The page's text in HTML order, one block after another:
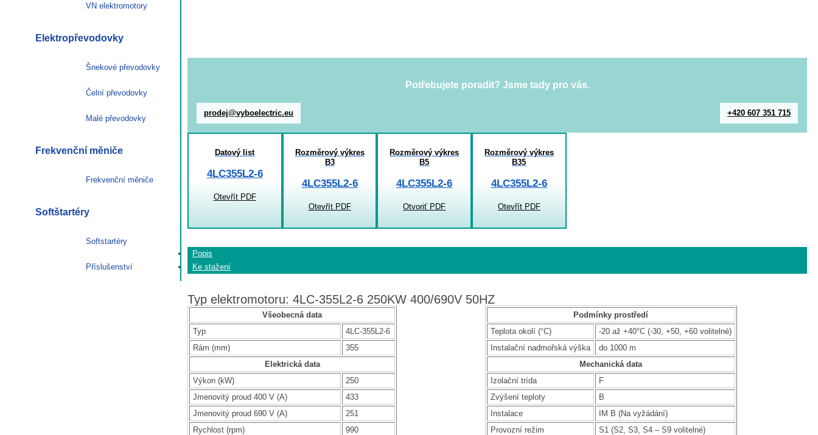
Potřebujete poradit? Jsme tady pro vás.
prodej@vyboelectric.eu +420 607 351 715
Datový list
4LC355L2-6
Otevřít PDF
Rozměrový výkres
B3
4LC355L2-6
Otevřít PDF
Rozměrový výkres
B5
4LC355L2-6
Otvoriť PDF
Rozměrový výkres
B35
4LC355L2-6
Otevřít PDF
Popis
Ke stažení
Typ elektromotoru: 4LC-355L2-6 250KW 400/690V 50HZ
Všeobecná data
Typ
4LC-355L2-6
Rám (mm)
355
Elektrická data
Výkon (kW)
250
Jmenovitý proud 400 V (A)
433
Jmenovitý proud 690 V (A)
251
Rychlost (rpm)
990
Podmínky prostředí
Teplota okolí (°C)
-20 až +40°C (-30, +50, +60 volitelné)
Instalační nadmořská výška
do 1000 m
Mechanická data
Izolační trída
F
Zvýšení teploty
B
Instalace
IM B (Na vyžádání)
Provozní režim
S1 (S2, S3, S4 – S9 volitelné)
VN elektromotory
Elektropřevodovky
Šnekové převodovky
Čelní převodovky
Malé převodovky
Frekvenční měniče
Frekvenční měniče
Softštartéry
Softstartéry
Příslušenství